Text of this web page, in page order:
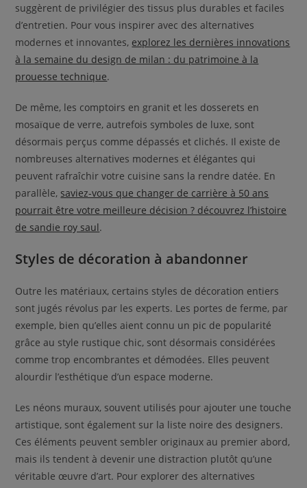
suggèrent de privilégier des tissus plus durables et faciles
d’entretien. Pour vous inspirer avec des alternatives
modernes et innovantes, explorez les dernières innovations
à la semaine du design de milan : du patrimoine à la
prouesse technique.
De même, les comptoirs en granit et les dosserets en
mosaïque de verre, autrefois symboles de luxe, sont
désormais perçus comme dépassés et clichés. Il existe de
nombreuses alternatives modernes et élégantes qui
peuvent rafraîchir votre cuisine sans la rendre datée. En
parallèle, saviez-vous que changer de carrière à 50 ans
pourrait être votre meilleure décision ? découvrez l’histoire
de sandie roy saul.
Styles de décoration à abandonner
Outre les matériaux, certains styles de décoration entiers
sont jugés révolus par les experts. Les portes de ferme, par
exemple, bien qu’elles aient connu un pic de popularité
grâce au style rustique chic, sont désormais considérées
comme trop encombrantes et démodées. Elles peuvent
alourdir l’esthétique d’un espace moderne.
Les néons muraux, souvent utilisés pour ajouter une touche
artistique, sont également sur la liste noire des designers.
Ces éléments peuvent sembler originaux au premier abord,
mais ils tendent à devenir une distraction plutôt qu’une
véritable œuvre d’art. Pour explorer des alternatives